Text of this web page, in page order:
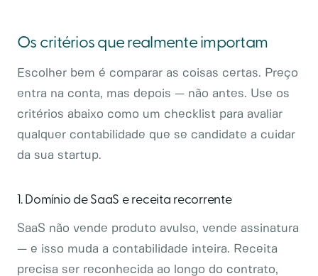
Os critérios que realmente importam
Escolher bem é comparar as coisas certas. Preço
entra na conta, mas depois — não antes. Use os
critérios abaixo como um checklist para avaliar
qualquer contabilidade que se candidate a cuidar
da sua startup.
1. Domínio de SaaS e receita recorrente
SaaS não vende produto avulso, vende assinatura
— e isso muda a contabilidade inteira. Receita
precisa ser reconhecida ao longo do contrato,